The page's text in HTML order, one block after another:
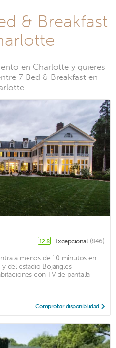
& Breakfast
en Charlotte y quieres
7 Bed & Breakfast en
12.8 Excepcional (846)
a menos de 10 minutos en
del estadio Bojangles'
con TV de pantalla
Comprobar disponibilidad